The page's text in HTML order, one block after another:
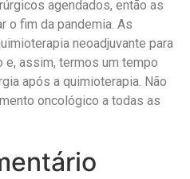
agendados, então as
o fim da pandemia. As
neoadjuvante para
e, assim, termos um tempo
após a quimioterapia. Não
oncológico a todas as